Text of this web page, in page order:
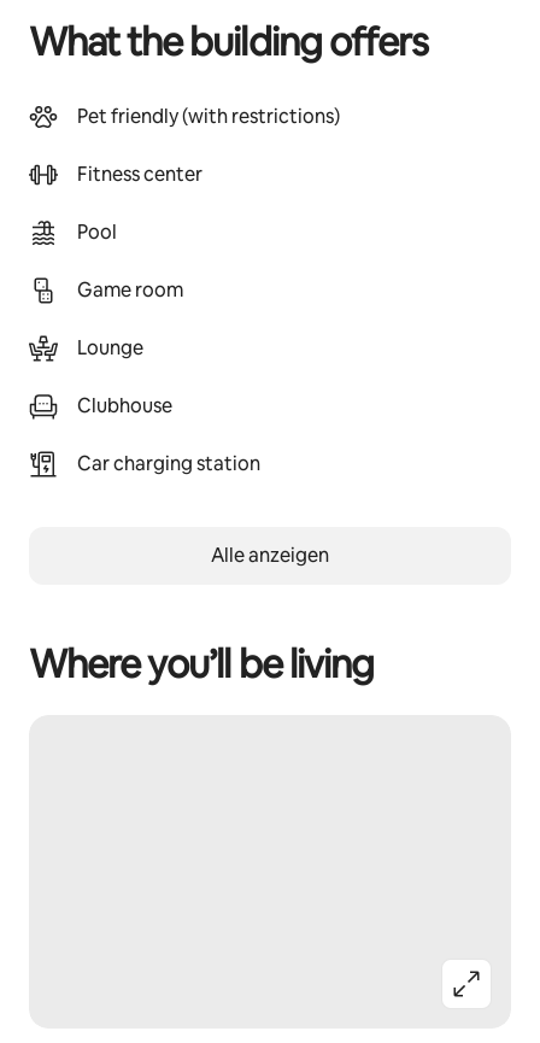
What the building offers
Pet friendly (with restrictions)
Fitness center
Pool
Game room
Lounge
Clubhouse
Car charging station
Alle anzeigen
Where you’ll be living